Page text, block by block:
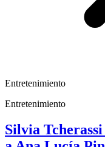
Entretenimiento
Entretenimiento
Silvia